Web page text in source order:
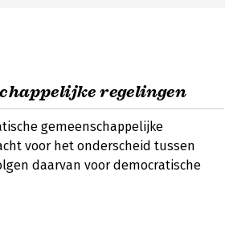
regelingen
gemeenschappelijke
voor het onderscheid tussen
daarvan voor democratische